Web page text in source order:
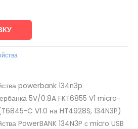
powerbank 134n3p
5V/0.8A FKT6855 V1 micro-
C V1.0 на HT4928S, 134N3P)
PowerBANK 134N3P с micro USB